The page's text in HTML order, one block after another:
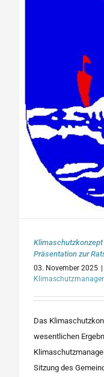
Präsentation zur
03. November 2025
Das
wesentlichen
Sitzung des